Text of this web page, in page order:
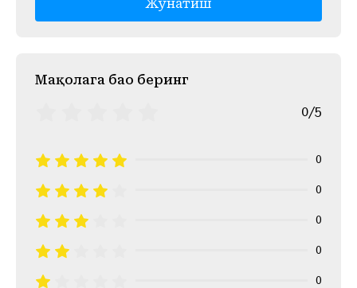
Жўнатиш
Mақолага баҳо беринг
0/5
0
0
0
0
0